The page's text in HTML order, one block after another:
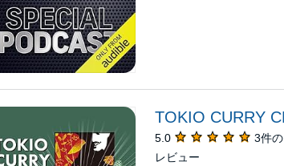
TOKIO CURRY
5.0
3件
レビュー